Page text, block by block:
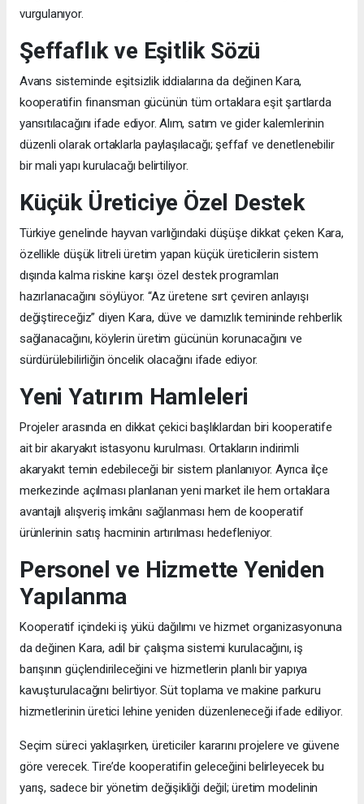
vurgulanıyor.
Şeffaflık ve Eşitlik Sözü
Avans sisteminde eşitsizlik iddialarına da değinen Kara,
kooperatifin finansman gücünün tüm ortaklara eşit şartlarda
yansıtılacağını ifade ediyor. Alım, satım ve gider kalemlerinin
düzenli olarak ortaklarla paylaşılacağı; şeffaf ve denetlenebilir
bir mali yapı kurulacağı belirtiliyor.
Küçük Üreticiye Özel Destek
Türkiye genelinde hayvan varlığındaki düşüşe dikkat çeken Kara,
özellikle düşük litreli üretim yapan küçük üreticilerin sistem
dışında kalma riskine karşı özel destek programları
hazırlanacağını söylüyor. “Az üretene sırt çeviren anlayışı
değiştireceğiz” diyen Kara, düve ve damızlık temininde rehberlik
sağlanacağını, köylerin üretim gücünün korunacağını ve
sürdürülebilirliğin öncelik olacağını ifade ediyor.
Yeni Yatırım Hamleleri
Projeler arasında en dikkat çekici başlıklardan biri kooperatife
ait bir akaryakıt istasyonu kurulması. Ortakların indirimli
akaryakıt temin edebileceği bir sistem planlanıyor. Ayrıca ilçe
merkezinde açılması planlanan yeni market ile hem ortaklara
avantajlı alışveriş imkânı sağlanması hem de kooperatif
ürünlerinin satış hacminin artırılması hedefleniyor.
Personel ve Hizmette Yeniden
Yapılanma
Kooperatif içindeki iş yükü dağılımı ve hizmet organizasyonuna
da değinen Kara, adil bir çalışma sistemi kurulacağını, iş
barışının güçlendirileceğini ve hizmetlerin planlı bir yapıya
kavuşturulacağını belirtiyor. Süt toplama ve makine parkuru
hizmetlerinin üretici lehine yeniden düzenleneceği ifade ediliyor.
Seçim süreci yaklaşırken, üreticiler kararını projelere ve güvene
göre verecek. Tire’de kooperatifin geleceğini belirleyecek bu
yarış, sadece bir yönetim değişikliği değil; üretim modelinin